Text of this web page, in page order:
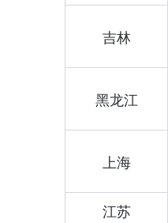
吉林
黑龙江
上海
江苏